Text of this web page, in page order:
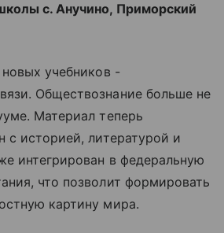
с. Анучино, Приморский
учебников -
Обществознание больше не
Материал теперь
с историей, литературой и
интегрирован в федеральную
что позволит формировать
картину мира.